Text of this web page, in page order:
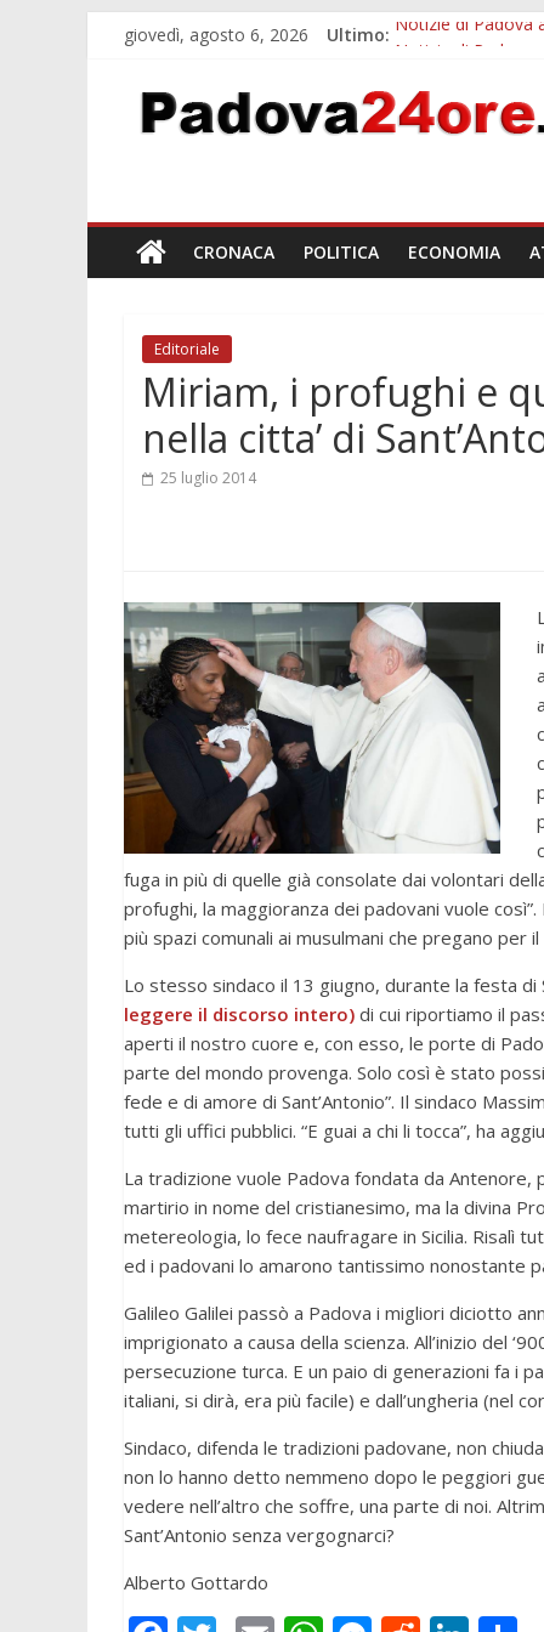
giovedì, agosto 6, 2026 Ultimo: Notizie di Padova
Transizione 4.0,
Quando le
Malattie
CRONACA POLITICA ECONOMIA
Editoriale
Miriam, i profughi e
nella citta’ di
25 luglio 2014
fuga in più di quelle già consolate dai volontari
profughi, la maggioranza dei padovani vuole
più spazi comunali ai musulmani che pregano per il
Lo stesso sindaco il 13 giugno, durante la festa di
leggere il discorso intero) di cui riportiamo il
aperti il nostro cuore e, con esso, le porte di
parte del mondo provenga. Solo così è stato
fede e di amore di Sant’Antonio”. Il sindaco
tutti gli uffici pubblici. “E guai a chi li tocca”, ha
La tradizione vuole Padova fondata da Antenore,
martirio in nome del cristianesimo, ma la divina
metereologia, lo fece naufragare in Sicilia. Risalì
ed i padovani lo amarono tantissimo nonostante
Galileo Galilei passò a Padova i migliori diciotto
imprigionato a causa della scienza. All’inizio del
persecuzione turca. E un paio di generazioni fa i
italiani, si dirà, era più facile) e dall’ungheria (nel
Sindaco, difenda le tradizioni padovane, non
non lo hanno detto nemmeno dopo le peggiori
vedere nell’altro che soffre, una parte di noi.
Sant’Antonio senza vergognarci?
Alberto Gottardo